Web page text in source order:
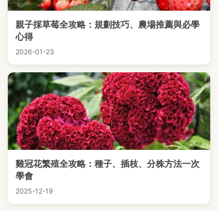
親子採草莓全攻略：規劃技巧、農場推薦與必學
心得
2026-01-23
雞冠花繁殖全攻略：種子、插枝、分株方法一次
學會
2025-12-19